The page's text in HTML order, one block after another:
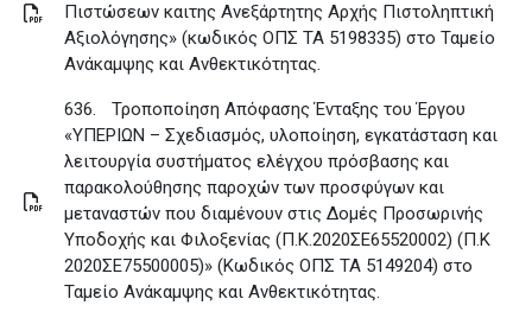
Πιστώσεων καιτης Ανεξάρτητης Αρχής Πιστοληπτική
Αξιολόγησης» (κωδικός ΟΠΣ ΤΑ 5198335) στο Ταμείο
Ανάκαμψης και Ανθεκτικότητας.
636.
Τροποποίηση Απόφασης Ένταξης του Έργου
«ΥΠΕΡΙΩΝ – Σχεδιασμός, υλοποίηση, εγκατάσταση και
λειτουργία συστήματος ελέγχου πρόσβασης και
παρακολούθησης παροχών των προσφύγων και
μεταναστών που διαμένουν στις Δομές Προσωρινής
Υποδοχής και Φιλοξενίας (Π.Κ.2020ΣΕ65520002) (Π.Κ
2020ΣΕ75500005)» (Κωδικός ΟΠΣ ΤΑ 5149204) στο
Ταμείο Ανάκαμψης και Ανθεκτικότητας.